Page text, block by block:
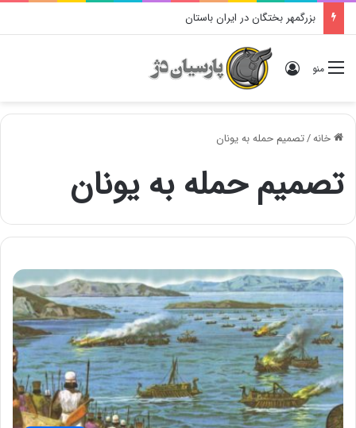
بزرگمهر بختگان در ایران باستان
منو ورود
خانه/تصمیم حمله به یونان
تصمیم حمله به یونان